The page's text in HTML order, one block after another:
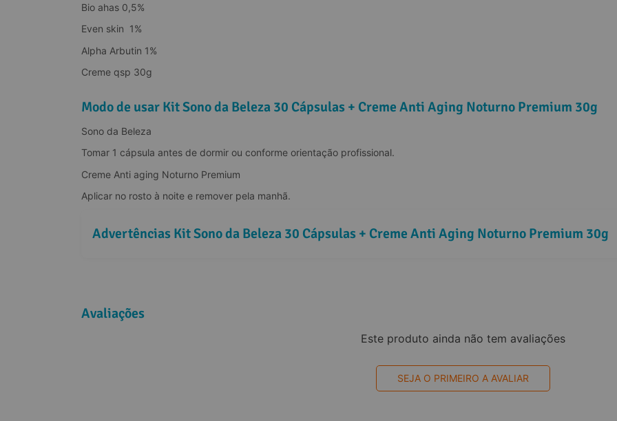
Bio ahas 0,5%
Even skin  1%
Alpha Arbutin 1%
Creme qsp 30g
Modo de usar Kit Sono da Beleza 30 Cápsulas + Creme Anti Aging Noturno Premium 30g
Sono da Beleza
Tomar 1 cápsula antes de dormir ou conforme orientação profissional.
Creme Anti aging Noturno Premium
Aplicar no rosto à noite e remover pela manhã.
Advertências Kit Sono da Beleza 30 Cápsulas + Creme Anti Aging Noturno Premium 30g
Avaliações
Este produto ainda não tem avaliações
SEJA O PRIMEIRO A AVALIAR